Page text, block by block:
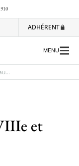
ADHÉRENT
MENU
et